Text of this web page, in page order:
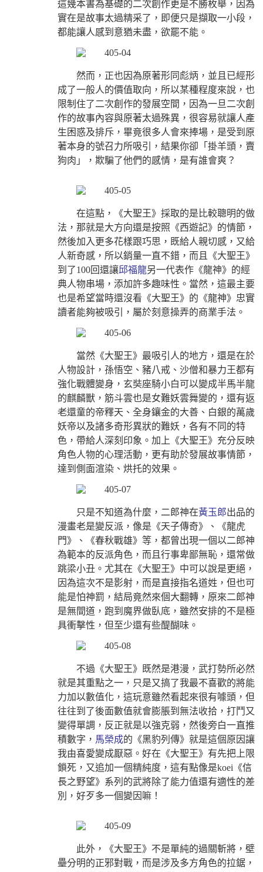
這幾本書為基礎的二次創作更是不勝枚舉，因為
實在是故事太過精采了，即便只是擷取一小段，
都能讓人感到意猶未盡，欲罷不能。
然而，正也因為原著形同彪炳，並且已經形
成了一般人的價值取向，所以某種程度來說，也
限制住了二次創作的發展空間，因為一旦二次創
作的故事內容與原著太過殊異，很容易就讓人產
生困惑及排斥，畢竟很多人會來捧場，是受到原
著本身的號召力所吸引，結果你卻「掛羊頭，賣
狗肉」，欺騙了他們的感情，是有誰會爽？
在這點，《大聖王》採取的是比較聰明的做
法，那就是大方向還是按照《西遊記》的情節，
然後加入更多花樣跟巧思，既給人親切感，又給
人新奇感，所以銷量一直不錯，而且《大聖王》
到了100回還讓邱福龍另一代表作《龍神》的經
典人物串場，添加許多趣味性。當然 ，這最主要
也是希望當時還沒看《大聖王》的《龍神》忠實
讀者能夠被吸引
，屬於刻意操弄的商業手法 。
當然《大聖王》最吸引人的地方，還是在於
人物設計，孫悟空、豬八戒、沙僧和暴力王都有
強化戰體變身，玄奘座騎小白可以變成半馬半龍
的麒麟獸，筋斗雲也是女難妖雲舞變的，還有返
老還童的帝釋天、全身鑲金的大善、白銀的萬歲
妖帝以及諸多奇形異狀的難妖，各有不同的特
色，帶給人深刻印象。加上《大聖王》充分反映
角色人物的心理活動，更有助於發展故事情節，
達到側面渲染、烘托的效果。
只是不知道為什麼，二郎神在黃玉郎出品的
漫畫老是變反派，像是《天子傳奇》、《龍虎
門》、《春秋戰雄》等，都曾出現一個以二郎神
為範本的反派角色，而且行事卑鄙無恥，還常做
跳梁小丑。尤其在《大聖王》中可以說是更絕，
因為這次不是影射，而是直接指名道姓，但也可
能是怕神罰，結局竟然來個大翻轉，原來二郎神
是無間道，跑到魔界做臥底，雖然安排的不是極
具衝擊性，但至少還有些醍醐味。
不過《大聖王》既然是港漫，武打勢所必然
就是其重點之一，只是又搞了我最不喜歡的將能
力加以數值化，這玩意雖然看起來很有噱頭，但
往往到了後面數值就會膨脹到無法收拾，打鬥又
變得單調，反正就是以強克弱，然後旁白一直推
積數字， 馬榮成的《黑豹列傳》就是這個原因讓
我由喜愛變成厭惡。好在《大聖王》有先把上限
鎖死，又追加一個精純度，這有點像是koei《信
長之野望》系列的武將除了能力值還有適性的差
別，好歹多一個變因嘛！
此外，《大聖王》不是單純的過關斬將，壁
壘分明的正邪對戰，而是涉及多方角色的拉鋸，